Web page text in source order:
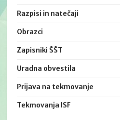
Razpisi in natečaji
Obrazci
Zapisniki ŠŠT
Uradna obvestila
Prijava na tekmovanje
Tekmovanja ISF